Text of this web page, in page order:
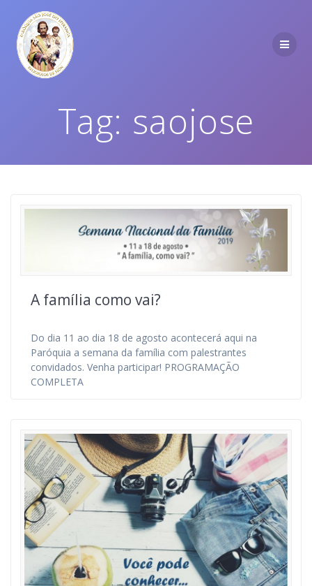
Tag: saojose
A família como vai?
Do dia 11 ao dia 18 de agosto acontecerá aqui na
Paróquia a semana da família com palestrantes
convidados. Venha participar! PROGRAMAÇÃO
COMPLETA